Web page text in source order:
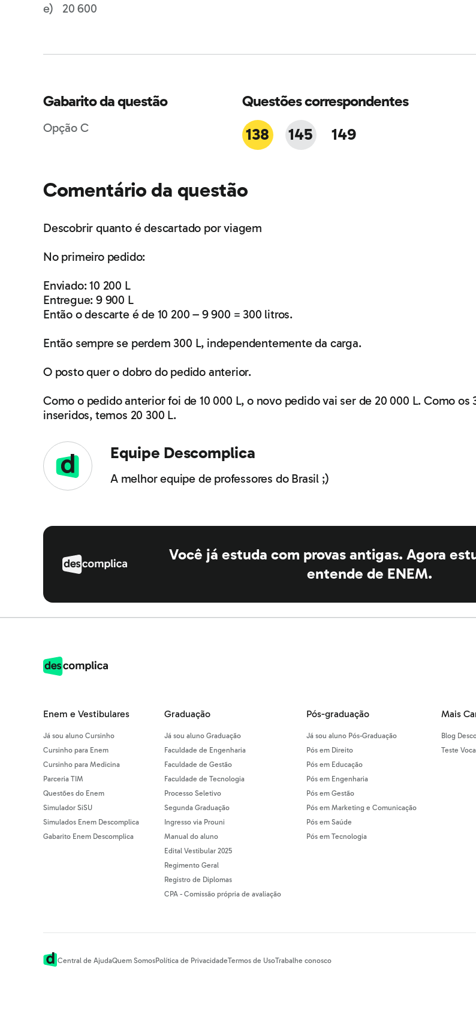
20 600
Gabarito da questão
Opção C
Questões correspondentes
138 145 149
Comentário da questão
Descobrir quanto é descartado por viagem
No primeiro pedido:
Enviado: 10 200 L
Entregue: 9 900 L
Então o descarte é de 10 200 – 9 900 = 300 litros.
Então sempre se perdem 300 L, independentemente da carga.
O posto quer o dobro do pedido anterior.
Como o pedido anterior foi de 10 000 L, o novo pedido vai ser de 20 000 L. Como
inseridos, temos 20 300 L.
Equipe Descomplica
A melhor equipe de professores do Brasil ;)
Você já estuda com provas antigas. Agora
entende de ENEM.
Enem e Vestibulares
Já sou aluno Cursinho
Cursinho para Enem
Cursinho para Medicina
Parceria TIM
Questões do Enem
Simulador SiSU
Simulados Enem Descomplica
Gabarito Enem Descomplica
Graduação
Já sou aluno Graduação
Faculdade de Engenharia
Faculdade de Gestão
Faculdade de Tecnologia
Processo Seletivo
Segunda Graduação
Ingresso via Prouni
Manual do aluno
Edital Vestibular 2025
Regimento Geral
Registro de Diplomas
CPA - Comissão própria de avaliação
Pós-graduação
Já sou aluno Pós-Graduação
Pós em Direito
Pós em Educação
Pós em Engenharia
Pós em Gestão
Pós em Marketing e Comunicação
Pós em Saúde
Pós em Tecnologia
Mais
Blog
Teste
Central de AjudaQuem SomosPolítica de PrivacidadeTermos de UsoTrabalhe conosco